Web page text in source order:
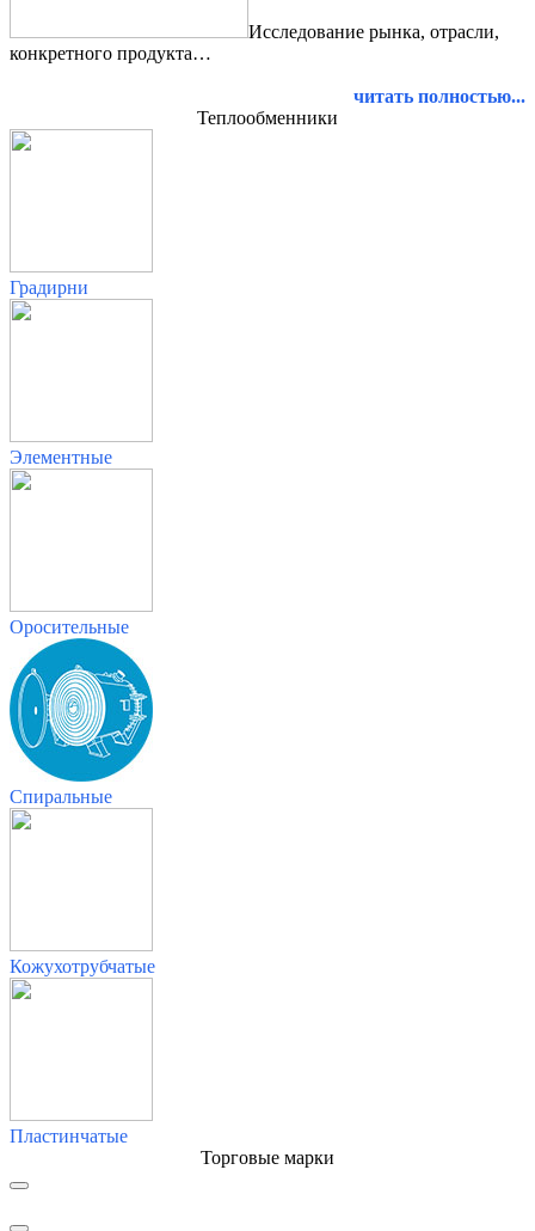
Исследование рынка, отрасли,
конкретного продукта…
читать полностью...
Теплообменники
Градирни
Элементные
Оросительные
Спиральные
Кожухотрубчатые
Пластинчатые
Торговые марки